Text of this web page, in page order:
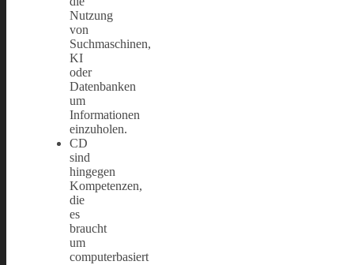
Nutzung
von
Suchmaschinen,
KI
oder
Datenbanken
um
Informationen
einzuholen.
CD
sind
hingegen
Kompetenzen,
die
es
braucht
um
computerbasiert